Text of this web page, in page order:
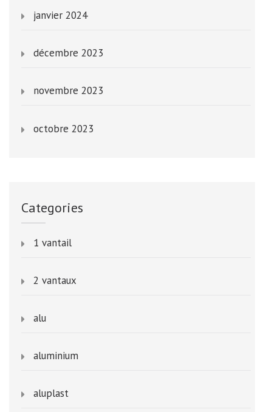
janvier 2024
décembre 2023
novembre 2023
octobre 2023
Categories
1 vantail
2 vantaux
alu
aluminium
aluplast